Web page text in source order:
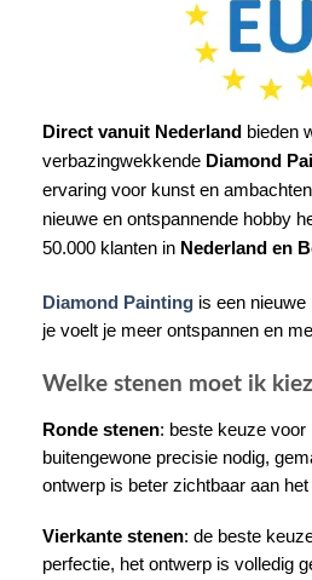
Direct vanuit Nederland bieden
verbazingwekkende Diamond
ervaring voor kunst en
nieuwe en ontspannende hobby
50.000 klanten in Nederland en
Diamond Painting is een nieuwe
je voelt je meer ontspannen en
Welke stenen moet ik
Ronde stenen: beste keuze voor
buitengewone precisie nodig,
ontwerp is beter zichtbaar aan het
Vierkante stenen: de beste
perfectie, het ontwerp is volledig